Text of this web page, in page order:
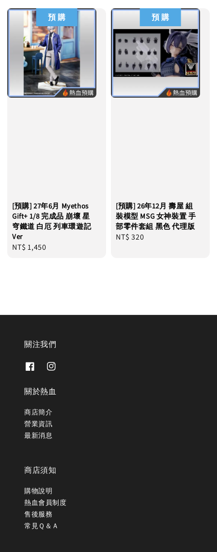
預 購
[預購] 27年6月 Myethos
Gift+ 1/8 完成品 崩壞 星
穹鐵道 白厄 列車環遊記
Ver
Regular
NT$ 1,450
預 購
[預購] 26年12月 壽屋 組
裝模型 MSG 女神裝置 手
部零件套組 黑色 代理版
Regular
NT$ 320
關注我們
關於熱血
商店簡介
營業資訊
最新消息
商店須知
購物說明
熱血會員制度
售後服務
常見Ｑ＆Ａ